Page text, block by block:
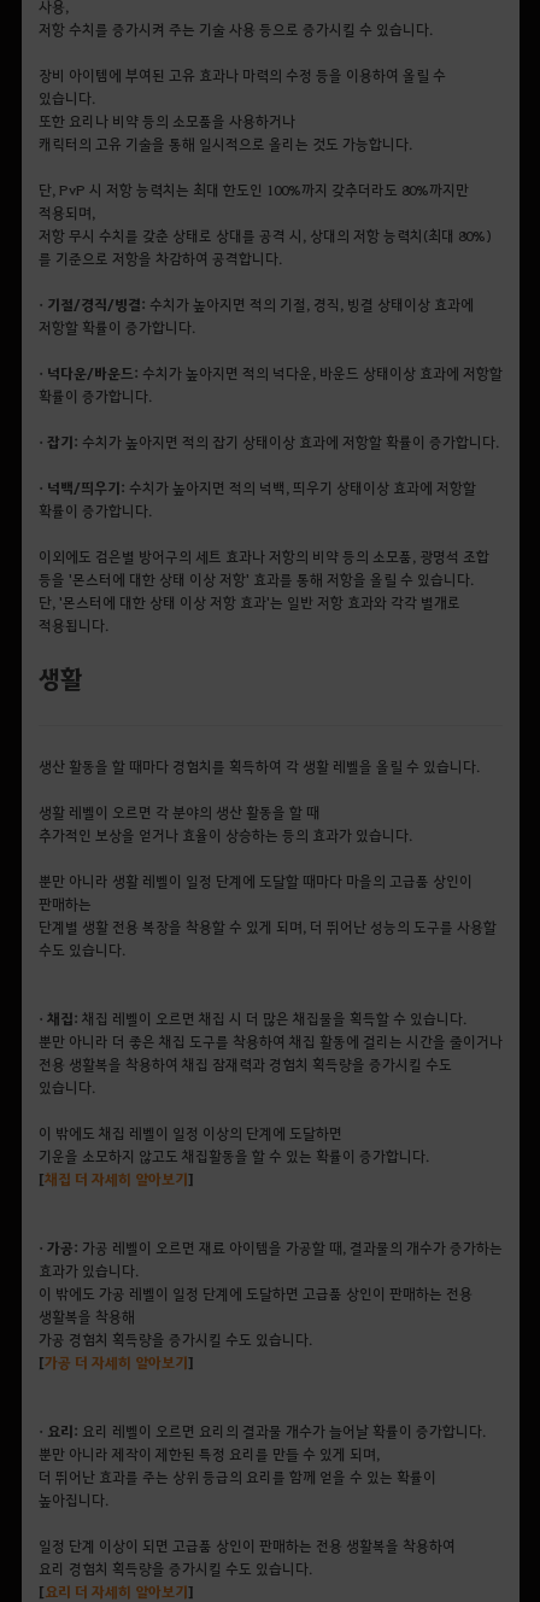
사용,
저항 수치를 증가시켜 주는 기술 사용 등으로 증가시킬 수 있습니다.
장비 아이템에 부여된 고유 효과나 마력의 수정 등을 이용하여 올릴 수
있습니다.
또한 요리나 비약 등의 소모품을 사용하거나
캐릭터의 고유 기술을 통해 일시적으로 올리는 것도 가능합니다.
단, PvP 시 저항 능력치는 최대 한도인 100%까지 갖추더라도 80%까지만
적용되며,
저항 무시 수치를 갖춘 상태로 상대를 공격 시, 상대의 저항 능력치(최대 80%)
를 기준으로 저항을 차감하여 공격합니다.
• 기절/경직/빙결: 수치가 높아지면 적의 기절, 경직, 빙결 상태이상 효과에
저항할 확률이 증가합니다.
• 넉다운/바운드: 수치가 높아지면 적의 넉다운, 바운드 상태이상 효과에 저항할
확률이 증가합니다.
• 잡기: 수치가 높아지면 적의 잡기 상태이상 효과에 저항할 확률이 증가합니다.
• 넉백/띄우기: 수치가 높아지면 적의 넉백, 띄우기 상태이상 효과에 저항할
확률이 증가합니다.
이외에도 검은별 방어구의 세트 효과나 저항의 비약 등의 소모품, 광명석 조합
등을 '몬스터에 대한 상태 이상 저항' 효과를 통해 저항을 올릴 수 있습니다.
단, '몬스터에 대한 상태 이상 저항 효과'는 일반 저항 효과와 각각 별개로
적용됩니다.
생활
생산 활동을 할 때마다 경험치를 획득하여 각 생활 레벨을 올릴 수 있습니다.
생활 레벨이 오르면 각 분야의 생산 활동을 할 때
추가적인 보상을 얻거나 효율이 상승하는 등의 효과가 있습니다.
뿐만 아니라 생활 레벨이 일정 단계에 도달할 때마다 마을의 고급품 상인이
판매하는
단계별 생활 전용 복장을 착용할 수 있게 되며, 더 뛰어난 성능의 도구를 사용할
수도 있습니다.
• 채집: 채집 레벨이 오르면 채집 시 더 많은 채집물을 획득할 수 있습니다.
뿐만 아니라 더 좋은 채집 도구를 착용하여 채집 활동에 걸리는 시간을 줄이거나
전용 생활복을 착용하여 채집 잠재력과 경험치 획득량을 증가시킬 수도
있습니다.
이 밖에도 채집 레벨이 일정 이상의 단계에 도달하면
기운을 소모하지 않고도 채집활동을 할 수 있는 확률이 증가합니다.
[채집 더 자세히 알아보기]
• 가공: 가공 레벨이 오르면 재료 아이템을 가공할 때, 결과물의 개수가 증가하는
효과가 있습니다.
이 밖에도 가공 레벨이 일정 단계에 도달하면 고급품 상인이 판매하는 전용
생활복을 착용해
가공 경험치 획득량을 증가시킬 수도 있습니다.
[가공 더 자세히 알아보기]
• 요리: 요리 레벨이 오르면 요리의 결과물 개수가 늘어날 확률이 증가합니다.
뿐만 아니라 제작이 제한된 특정 요리를 만들 수 있게 되며,
더 뛰어난 효과를 주는 상위 등급의 요리를 함께 얻을 수 있는 확률이
높아집니다.
일정 단계 이상이 되면 고급품 상인이 판매하는 전용 생활복을 착용하여
요리 경험치 획득량을 증가시킬 수도 있습니다.
[요리 더 자세히 알아보기]